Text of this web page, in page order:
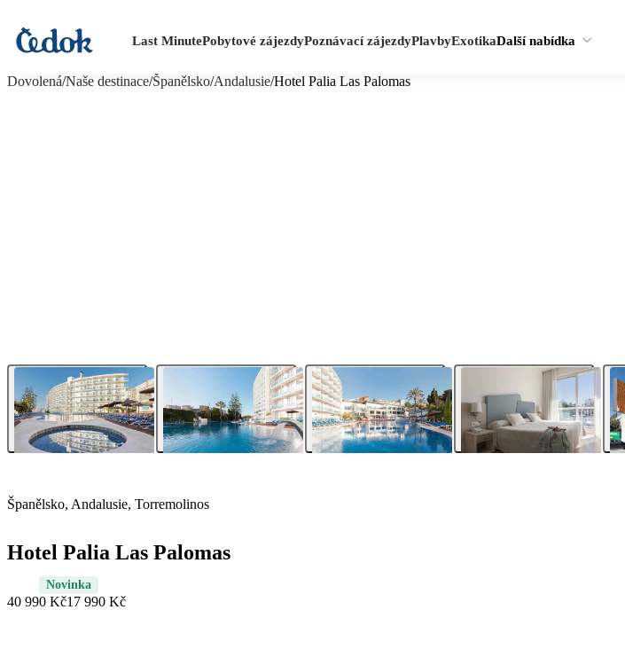
Last MinutePobytové zájezdyPoznávací zájezdyPlavbyExotikaDalší nabídka
Dovolená/Naše destinace/Španělsko/Andalusie/Hotel Palia Las Palomas
Španělsko, Andalusie, Torremolinos
Hotel Palia Las Palomas
Novinka
40 990 Kč17 990 Kč